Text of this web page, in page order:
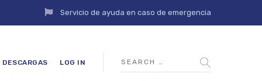
Servicio de ayuda en caso de emergencia
DESCARGAS LOG IN